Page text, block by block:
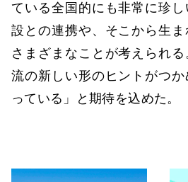
ている全国的にも非常に珍
設との連携や、そこから生ま
さまざまなことが考えられ
流の新しい形のヒントがつ
っている」と期待を込めた。